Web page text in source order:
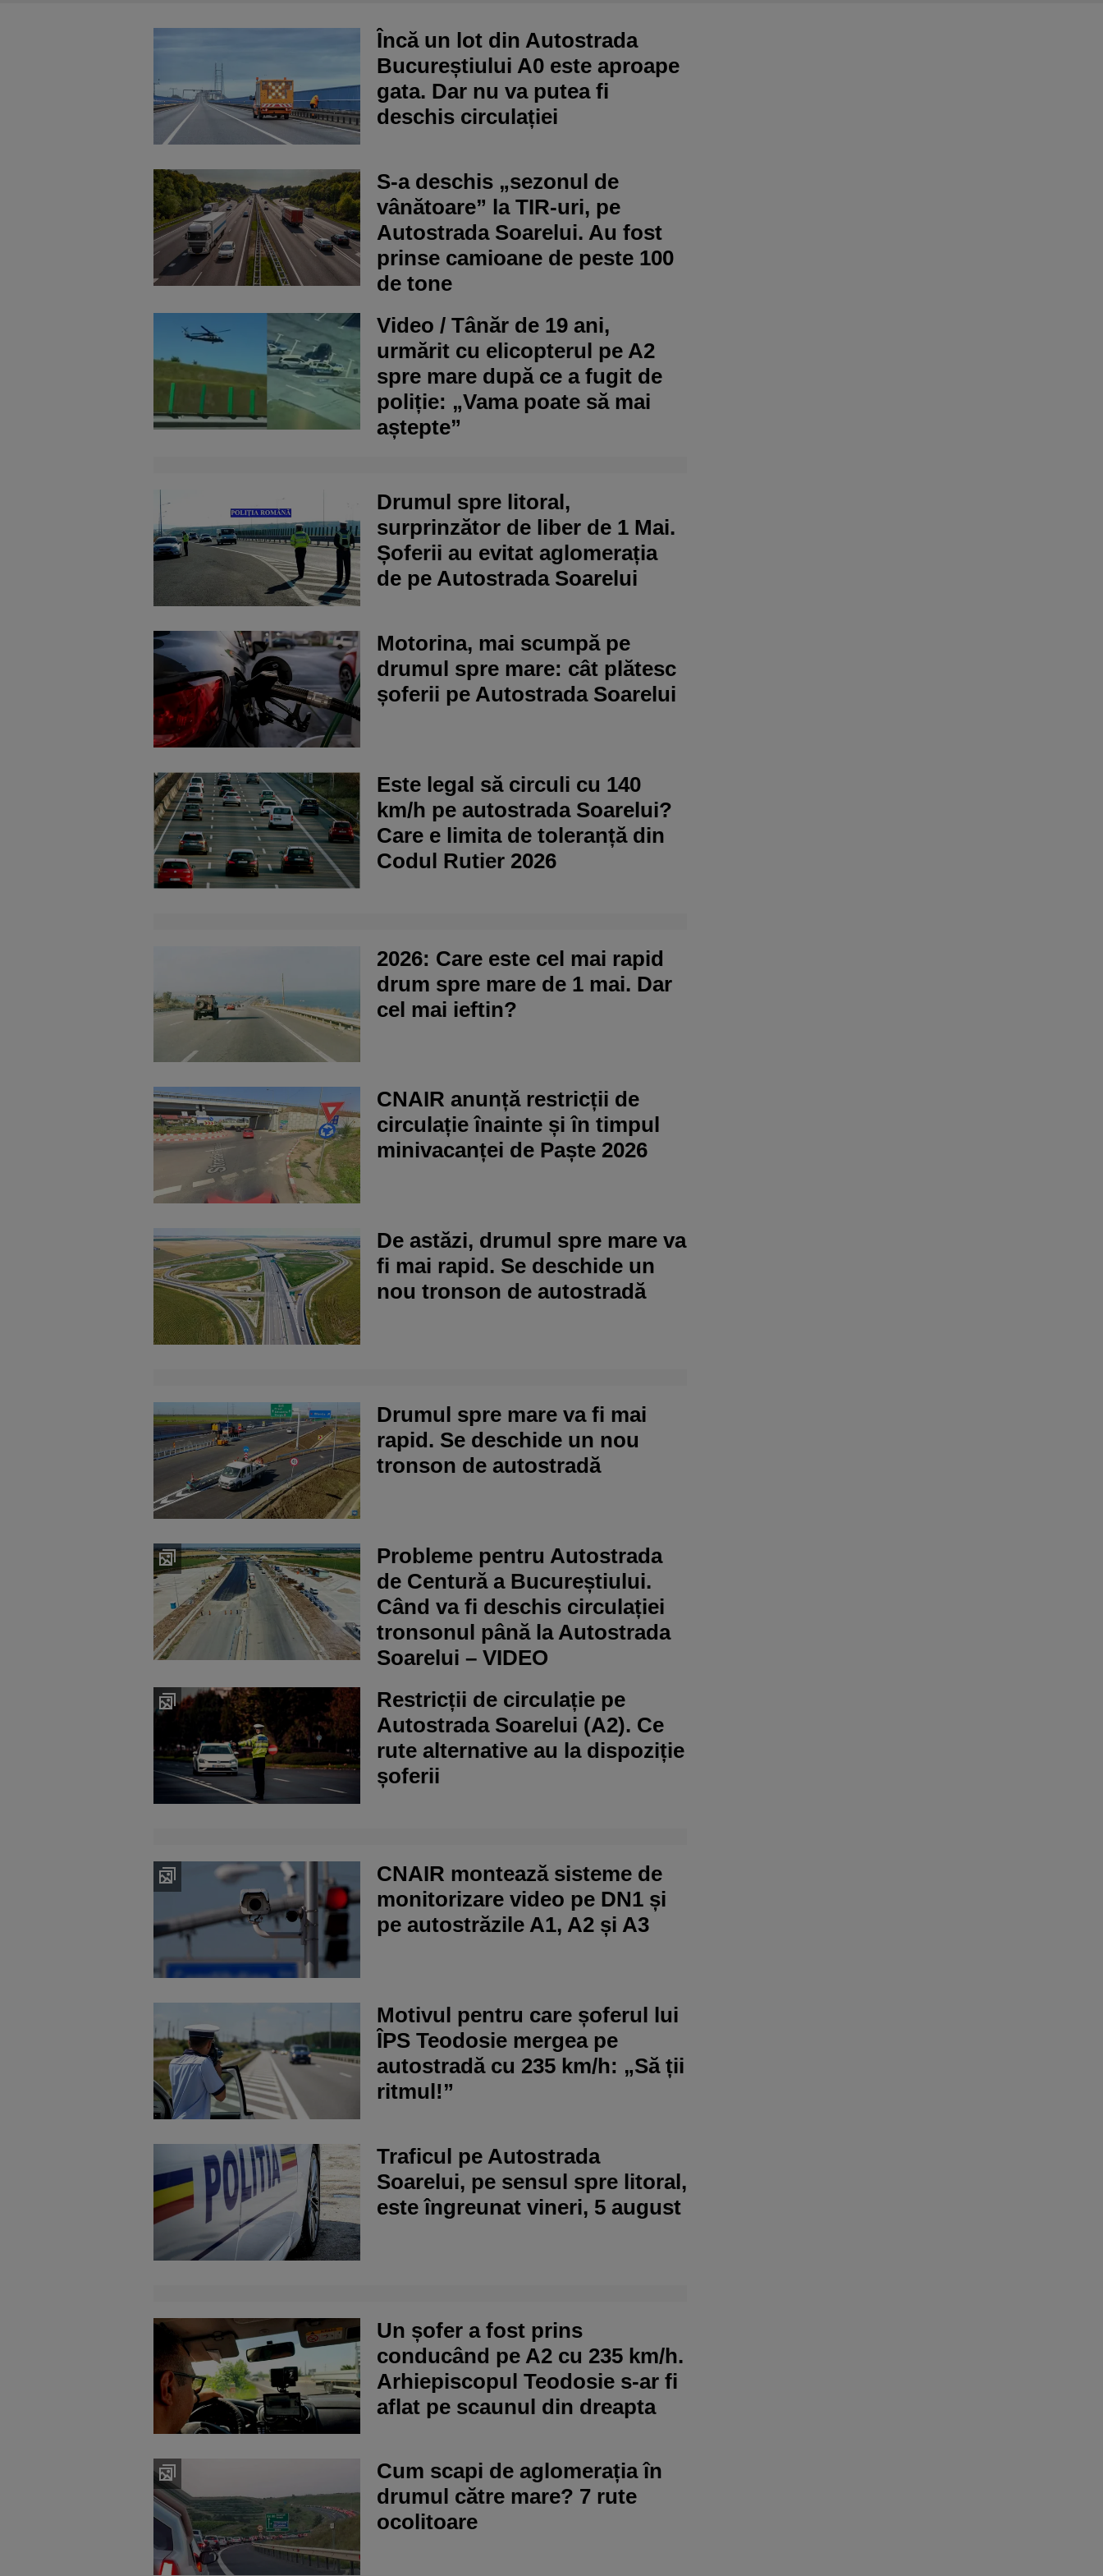
Încă un lot din Autostrada
Bucureștiului A0 este aproape
gata. Dar nu va putea fi
deschis circulației
S-a deschis „sezonul de
vânătoare” la TIR-uri, pe
Autostrada Soarelui. Au fost
prinse camioane de peste 100
de tone
Video / Tânăr de 19 ani,
urmărit cu elicopterul pe A2
spre mare după ce a fugit de
poliție: „Vama poate să mai
aștepte”
Drumul spre litoral,
surprinzător de liber de 1 Mai.
Șoferii au evitat aglomerația
de pe Autostrada Soarelui
Motorina, mai scumpă pe
drumul spre mare: cât plătesc
șoferii pe Autostrada Soarelui
Este legal să circuli cu 140
km/h pe autostrada Soarelui?
Care e limita de toleranță din
Codul Rutier 2026
2026: Care este cel mai rapid
drum spre mare de 1 mai. Dar
cel mai ieftin?
CNAIR anunță restricții de
circulație înainte și în timpul
minivacanței de Paște 2026
De astăzi, drumul spre mare va
fi mai rapid. Se deschide un
nou tronson de autostradă
Drumul spre mare va fi mai
rapid. Se deschide un nou
tronson de autostradă
Probleme pentru Autostrada
de Centură a Bucureștiului.
Când va fi deschis circulației
tronsonul până la Autostrada
Soarelui – VIDEO
Restricții de circulație pe
Autostrada Soarelui (A2). Ce
rute alternative au la dispoziție
șoferii
CNAIR montează sisteme de
monitorizare video pe DN1 și
pe autostrăzile A1, A2 și A3
Motivul pentru care șoferul lui
ÎPS Teodosie mergea pe
autostradă cu 235 km/h: „Să ții
ritmul!”
Traficul pe Autostrada
Soarelui, pe sensul spre litoral,
este îngreunat vineri, 5 august
Un șofer a fost prins
conducând pe A2 cu 235 km/h.
Arhiepiscopul Teodosie s-ar fi
aflat pe scaunul din dreapta
Cum scapi de aglomerația în
drumul către mare? 7 rute
ocolitoare